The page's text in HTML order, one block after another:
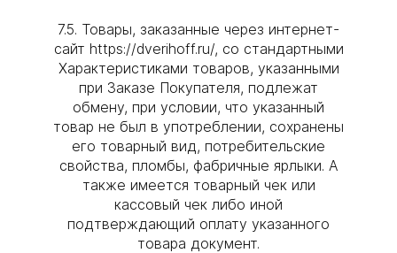
7.5. Товары, заказанные через интернет-
сайт https://dverihoff.ru/, со стандартными
Характеристиками товаров, указанными
при Заказе Покупателя, подлежат
обмену, при условии, что указанный
товар не был в употреблении, сохранены
его товарный вид, потребительские
свойства, пломбы, фабричные ярлыки. А
также имеется товарный чек или
кассовый чек либо иной
подтверждающий оплату указанного
товара документ.